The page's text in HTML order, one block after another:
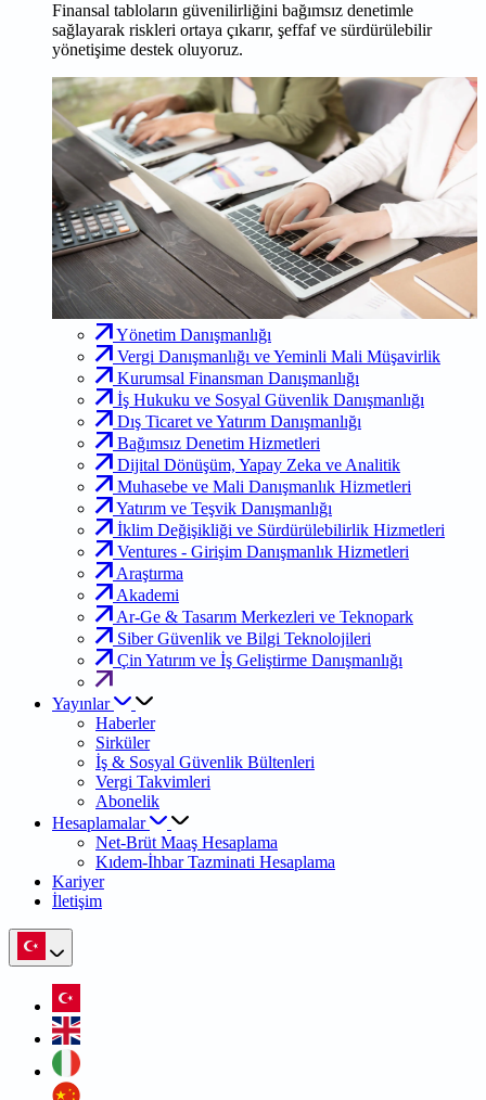
Finansal tabloların güvenilirliğini bağımsız denetimle
sağlayarak riskleri ortaya çıkarır, şeffaf ve sürdürülebilir
yönetişime destek oluyoruz.
Yönetim Danışmanlığı
Vergi Danışmanlığı ve Yeminli Mali Müşavirlik
Kurumsal Finansman Danışmanlığı
İş Hukuku ve Sosyal Güvenlik Danışmanlığı
Dış Ticaret ve Yatırım Danışmanlığı
Bağımsız Denetim Hizmetleri
Dijital Dönüşüm, Yapay Zeka ve Analitik
Muhasebe ve Mali Danışmanlık Hizmetleri
Yatırım ve Teşvik Danışmanlığı
İklim Değişikliği ve Sürdürülebilirlik Hizmetleri
Ventures - Girişim Danışmanlık Hizmetleri
Araştırma
Akademi
Ar-Ge & Tasarım Merkezleri ve Teknopark
Siber Güvenlik ve Bilgi Teknolojileri
Çin Yatırım ve İş Geliştirme Danışmanlığı
Yayınlar
Haberler
Sirküler
İş & Sosyal Güvenlik Bültenleri
Vergi Takvimleri
Abonelik
Hesaplamalar
Net-Brüt Maaş Hesaplama
Kıdem-İhbar Tazminati Hesaplama
Kariyer
İletişim